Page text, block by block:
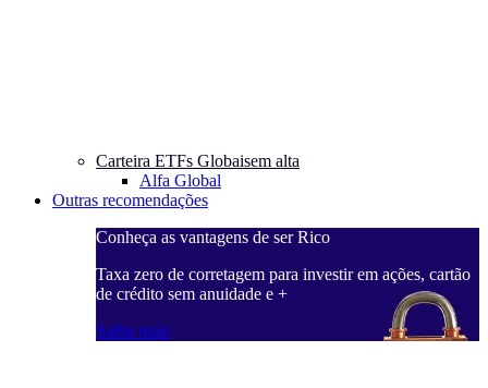
Carteira ETFs Globaisem alta
Alfa Global
Outras recomendações
Conheça as vantagens de ser Rico
Taxa zero de corretagem para investir em ações, cartão
de crédito sem anuidade e +
Saiba mais